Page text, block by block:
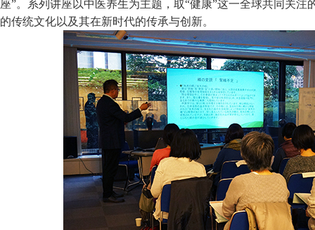
座”。系列讲座以中医养生为主题，取“健康”这一全球共同关
的传统文化以及其在新时代的传承与创新。